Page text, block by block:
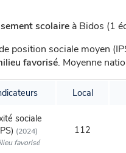
scolaire à Bidos (1
position sociale moyen
favorisé. Moyenne
Local
sociale
(2024)
favorisé
112